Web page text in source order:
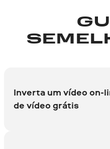
Inverta um vídeo on-
de vídeo grátis